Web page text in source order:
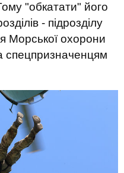
"обкатати" його
- підрозділу
Морської охорони
спецпризначенцям